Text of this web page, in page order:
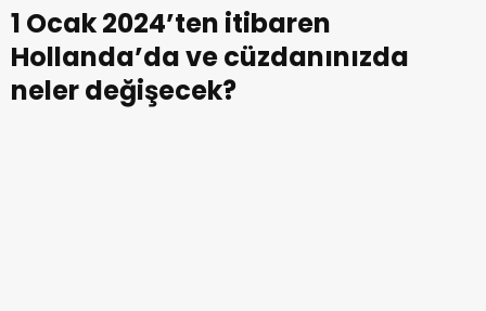
değişecek?
1 Ocak 2024’ten itibaren
Hollanda’da ve cüzdanınızda
neler değişecek?